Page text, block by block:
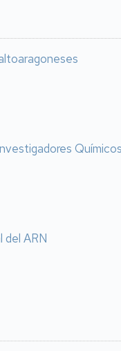
Químicos
del ARN